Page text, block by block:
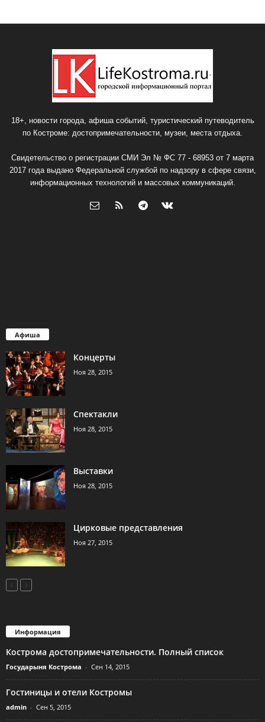
18+, новости города, афиша событий, туристический путеводитель
по Костроме: достопримечательности, музеи, места отдыха.
Свидетельство о регистрации СМИ Эл № ФС 77 - 68953 от 7 марта
2017 года выдано Федеральной службой по надзору в сфере связи,
информационных технологий и массовых коммуникаций.
Афиша
Концерты
Ноя 28, 2015
Спектакли
Ноя 28, 2015
Выставки
Ноя 28, 2015
Цирковые представления
Ноя 27, 2015
Информация
Кострома достопримечательности. Полный список
Государыня Кострома - Сен 14, 2015
Гостиницы и отели Костромы
admin - Сен 5, 2015